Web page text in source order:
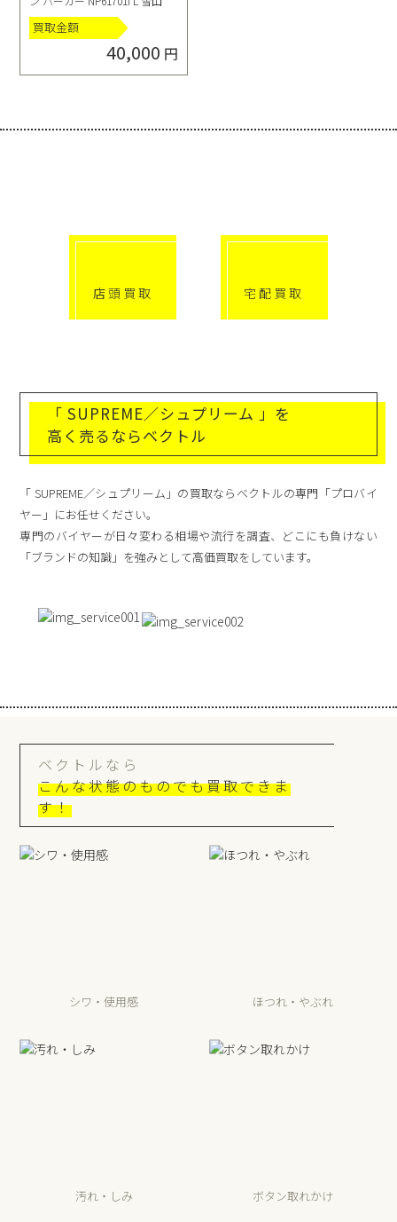
買取金額
40,000 円
店頭買取 宅配買取
「 SUPREME／シュプリーム 」を
高く売るならベクトル
「 SUPREME／シュプリーム」の買取ならベクトルの専門「プロバイ
ヤー」にお任せください。
専門のバイヤーが日々変わる相場や流行を調査、どこにも負けない
「ブランドの知識」を強みとして高価買取をしています。
ベクトルなら
こんな状態のものでも買取できま
す！
シワ・使用感 ほつれ・やぶれ
汚れ・しみ ボタン取れかけ